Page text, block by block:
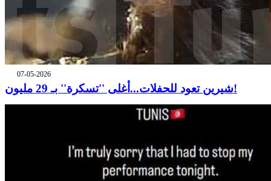
07-05-2026
شيرين تعود للحفلات...أغلى ''تسكرة'' بـ 29 مليون!